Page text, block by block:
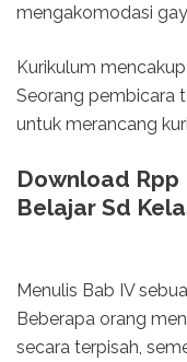
mengakomodasi
Kurikulum
Seorang pembicara
untuk merancang
Download
Belajar Sd
Menulis Bab IV
Beberapa orang
secara terpisah,